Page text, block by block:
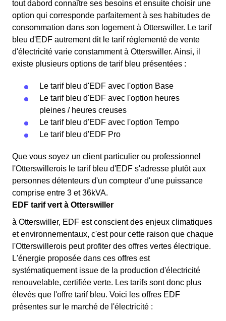
tout dabord connaître ses besoins et ensuite choisir une
option qui corresponde parfaitement à ses habitudes de
consommation dans son logement à Otterswiller. Le tarif
bleu d'EDF autrement dit le tarif réglementé de vente
d'électricité varie constamment à Otterswiller. Ainsi, il
existe plusieurs options de tarif bleu présentées :
Le tarif bleu d'EDF avec l'option Base
Le tarif bleu d'EDF avec l'option heures
pleines / heures creuses
Le tarif bleu d'EDF avec l'option Tempo
Le tarif bleu d'EDF Pro
Que vous soyez un client particulier ou professionnel
l'Otterswillerois le tarif bleu d'EDF s'adresse plutôt aux
personnes détenteurs d'un compteur d'une puissance
comprise entre 3 et 36kVA.
EDF tarif vert à Otterswiller
à Otterswiller, EDF est conscient des enjeux climatiques
et environnementaux, c'est pour cette raison que chaque
l'Otterswillerois peut profiter des offres vertes électrique.
L'énergie proposée dans ces offres est
systématiquement issue de la production d'électricité
renouvelable, certifiée verte. Les tarifs sont donc plus
élevés que l'offre tarif bleu. Voici les offres EDF
présentes sur le marché de l'électricité :